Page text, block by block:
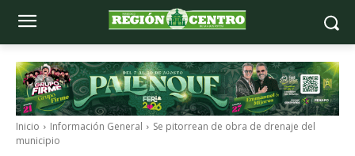
Inicio Información General
Se pitorrean de obra de drenaje del
municipio